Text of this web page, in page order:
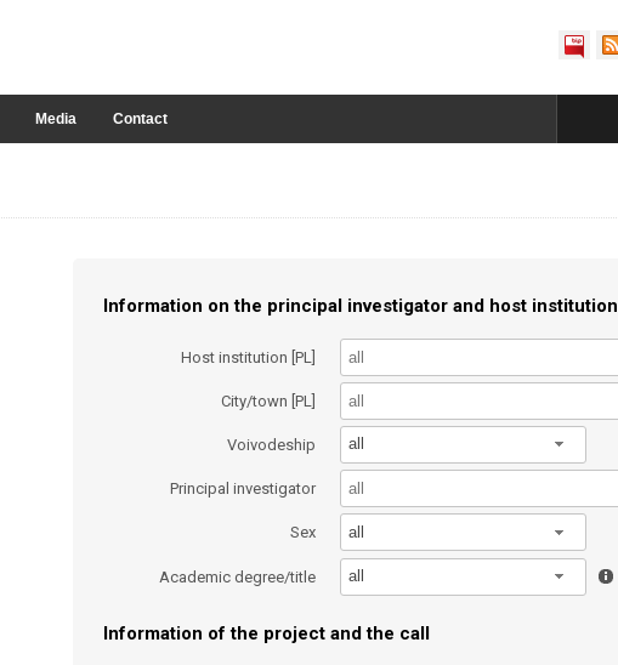
Media Contact
Information on the principal investigator and host institution
Host institution [PL]
City/town [PL]
Voivodeship all
Principal investigator
Sex all
Academic degree/title all
Information of the project and the call